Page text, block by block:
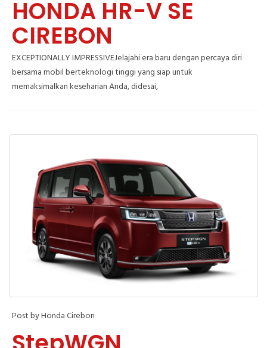
HONDA HR-V SE
CIREBON
EXCEPTIONALLY IMPRESSIVEJelajahi era baru dengan percaya diri
bersama mobil berteknologi tinggi yang siap untuk
memaksimalkan keseharian Anda, didesai,
Post by Honda Cirebon